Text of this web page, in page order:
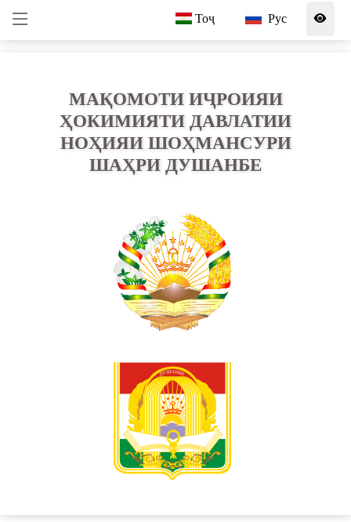
Тоҷ Рус
МАҚОМОТИ ИҶРОИЯИ
ҲОКИМИЯТИ ДАВЛАТИИ
НОҲИЯИ ШОҲМАНСУРИ
ШАҲРИ ДУШАНБЕ